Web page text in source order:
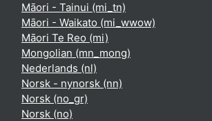
Māori - Tainui ‎(mi_tn)‎
Māori - Waikato ‎(mi_wwow)‎
Māori Te Reo ‎(mi)‎
Mongolian ‎(mn_mong)‎
Nederlands ‎(nl)‎
Norsk - nynorsk ‎(nn)‎
Norsk ‎(no_gr)‎
Norsk ‎(no)‎